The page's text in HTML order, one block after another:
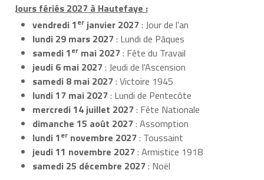
Jours fériés 2027 à Hautefaye :
vendredi 1er janvier 2027: Jour de l'an
lundi 29 mars 2027: Lundi de Pâques
samedi 1er mai 2027: Fête du Travail
jeudi 6 mai 2027: Jeudi de l'Ascension
samedi 8 mai 2027: Victoire 1945
lundi 17 mai 2027: Lundi de Pentecôte
mercredi 14 juillet 2027: Fête Nationale
dimanche 15 août 2027: Assomption
lundi 1er novembre 2027: Toussaint
jeudi 11 novembre 2027: Armistice 1918
samedi 25 décembre 2027: Noël